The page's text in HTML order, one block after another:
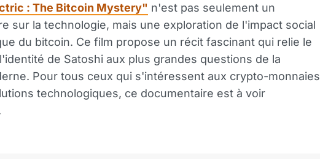
: The Bitcoin Mystery" n'est pas seulement un
sur la technologie, mais une exploration de l'impact social
du bitcoin. Ce film propose un récit fascinant qui relie le
de Satoshi aux plus grandes questions de la
Pour tous ceux qui s'intéressent aux crypto-monnaies
technologiques, ce documentaire est à voir